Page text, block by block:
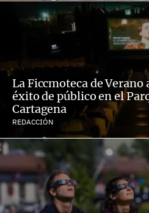
La Ficcmoteca de Verano
éxito de público en el
Cartagena
REDACCIÓN